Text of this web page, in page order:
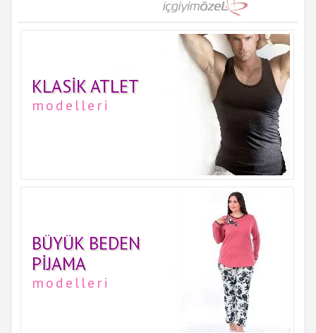
KLASIK ATLET
modelleri
BÜYÜK BEDEN
PIJAMA
modelleri